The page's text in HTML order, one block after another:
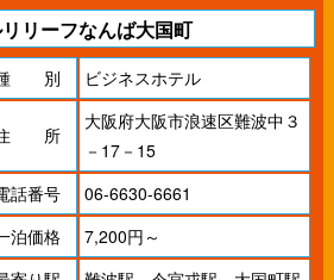
リーフなんば大国町
別 ビジネスホテル
所
大阪府大阪市浪速区難波中３
－17－15
話番号
06-6630-6661
泊価格
7,200円～